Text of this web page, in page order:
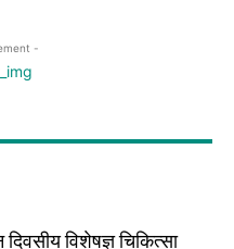
-
विशेषज्ञ चिकित्सा